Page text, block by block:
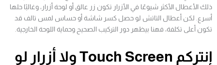
ذلك الأعطال الأكثر شيوعًا في الأزرار تكون زر عالق أو لوحة أزرار، وغالبًا حلها
أسرع. لكن أعطال التاتش لو حصل كسر شاشة أو حساس لمس تالف قد
تكون أعلى تكلفة، فهنا بيظهر دور التركيب الصحيح وحماية اللوحة الخارجية.
إنتركم Touch Screen ولا أزرار لو